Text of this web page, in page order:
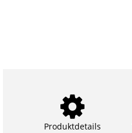
Produktdetails